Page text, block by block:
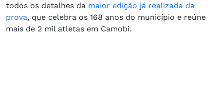
todos os detalhes da maior edição já realizada da
prova, que celebra os 168 anos do município e reúne
mais de 2 mil atletas em Camobi.